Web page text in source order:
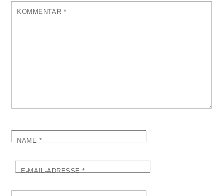
KOMMENTAR *
NAME*
E-MAIL-ADRESSE*